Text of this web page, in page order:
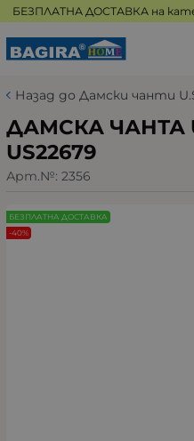
БЕЗПЛАТНА ДОСТАВКА на
Назад до Дамски чанти
ДАМСКА ЧАНТА
US22679
Арт.№: 2356
БЕЗПЛАТНА ДОСТАВКА
-40%